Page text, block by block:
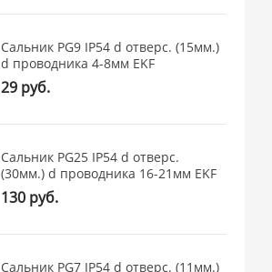
Сальник PG9 IP54 d отверс. (15мм.)
d проводника 4-8мм EKF
29 руб.
Сальник PG25 IP54 d отверс.
(30мм.) d проводника 16-21мм EKF
130 руб.
Сальник PG7 IP54 d отверс. (11мм.)